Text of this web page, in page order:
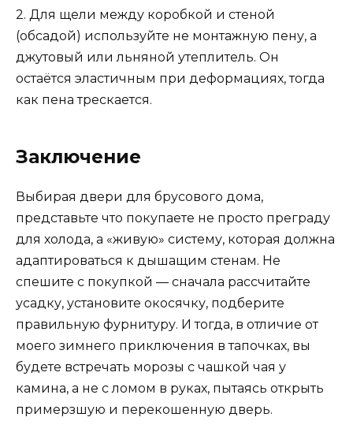
2. Для щели между коробкой и стеной
(обсадой) используйте не монтажную пену, а
джутовый или льняной утеплитель. Он
остаётся эластичным при деформациях, тогда
как пена трескается.
Заключение
Выбирая двери для брусового дома,
представьте что покупаете не просто преграду
для холода, а «живую» систему, которая должна
адаптироваться к дышащим стенам. Не
спешите с покупкой — сначала рассчитайте
усадку, установите окосячку, подберите
правильную фурнитуру. И тогда, в отличие от
моего зимнего приключения в тапочках, вы
будете встречать морозы с чашкой чая у
камина, а не с ломом в руках, пытаясь открыть
примерзшую и перекошенную дверь.